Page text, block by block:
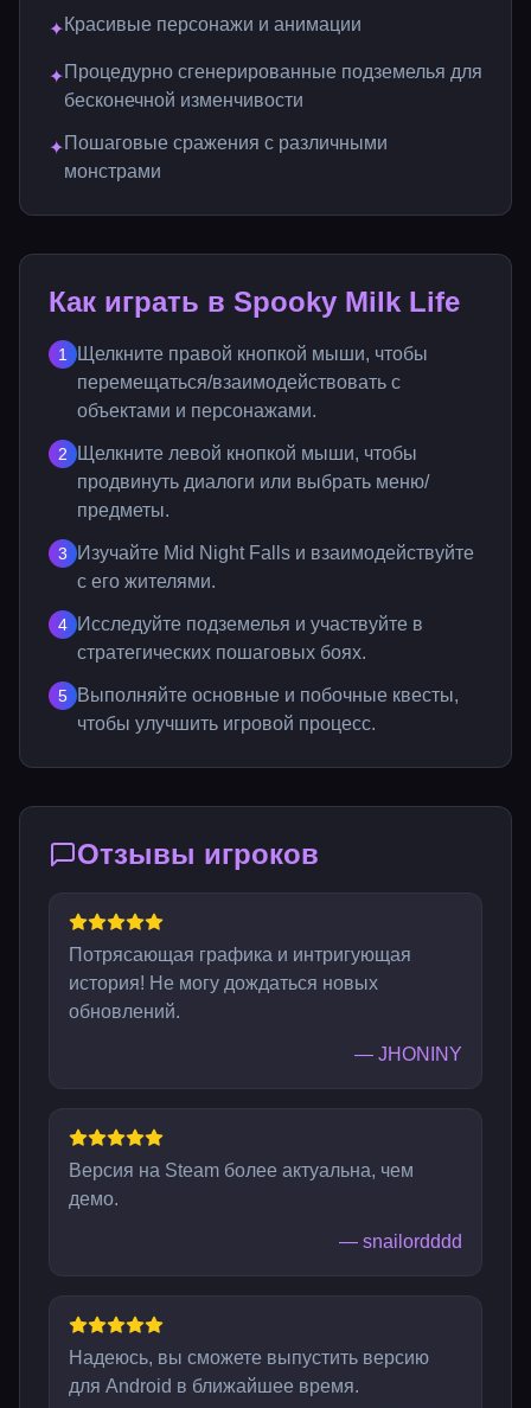
✦Красивые персонажи и анимации
✦Процедурно сгенерированные подземелья для
бесконечной изменчивости
✦Пошаговые сражения с различными
монстрами
Как играть в Spooky Milk Life
1
Щелкните правой кнопкой мыши, чтобы
перемещаться/взаимодействовать с
объектами и персонажами.
2
Щелкните левой кнопкой мыши, чтобы
продвинуть диалоги или выбрать меню/
предметы.
3
Изучайте Mid Night Falls и взаимодействуйте
с его жителями.
4
Исследуйте подземелья и участвуйте в
стратегических пошаговых боях.
5
Выполняйте основные и побочные квесты,
чтобы улучшить игровой процесс.
Отзывы игроков
Потрясающая графика и интригующая
история! Не могу дождаться новых
обновлений.
— JHONINY
Версия на Steam более актуальна, чем
демо.
— snailordddd
Надеюсь, вы сможете выпустить версию
для Android в ближайшее время.